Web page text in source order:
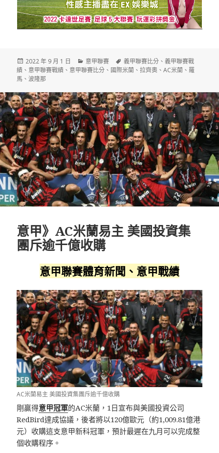
發
佈
日
2022 年 9 月 1 日
分
類
意甲聯賽
標
籤
義甲聯賽比分 、義甲聯賽戰
績 、 意甲聯賽戰績 、 意甲聯賽比分 、 國際米蘭 、拉齊奧 、AC米蘭 、 羅
馬 、波隆那
意甲》AC米蘭易主 美國投資集
團斥逾千億收購
意甲聯賽體育新聞、意甲戰績
AC米蘭易主 美國投資集團斥逾千億收購
剛贏得意甲冠軍的AC米蘭，1日宣布與美國投資公司
RedBird達成協議，後者將以120億歐元（約1,009.81億港
元）收購這支意甲新科冠軍，預計最遲在九月可以完成整
個收購程序。